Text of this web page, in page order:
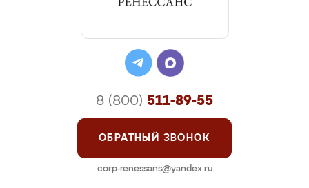
8 (800) 511-89-55
ОБРАТНЫЙ ЗВОНОК
corp-renessans@yandex.ru